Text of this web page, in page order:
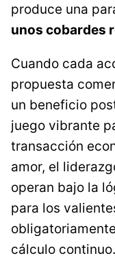
produce una
unos cobardes
Cuando cada
propuesta
un beneficio
juego vibrante
transacción
amor, el
operan bajo la
para los
cálculo